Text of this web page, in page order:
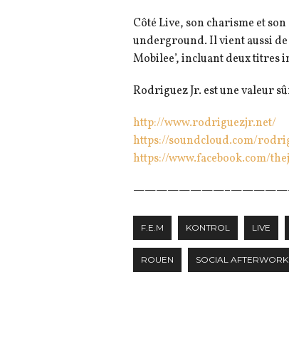
Côté Live, son charisme et
underground. Il vient aussi de
Mobilee’, incluant deux titres
Rodriguez Jr. est une valeur
http://www.rodriguezjr.net/
https://soundcloud.com/
https://www.facebook.com/
————————–
F.E.M KONTROL LIVE
ROUEN SOCIAL AFTERWORK